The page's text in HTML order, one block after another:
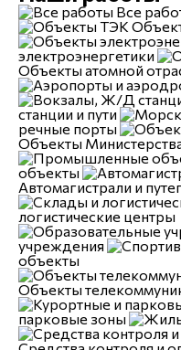
Все
электроэнергетики
Объекты атомной
станции и пути
речные порты
Объекты
объекты
Автомагистрали и
логистические центры
учреждения
объекты
Объекты
парковые зоны